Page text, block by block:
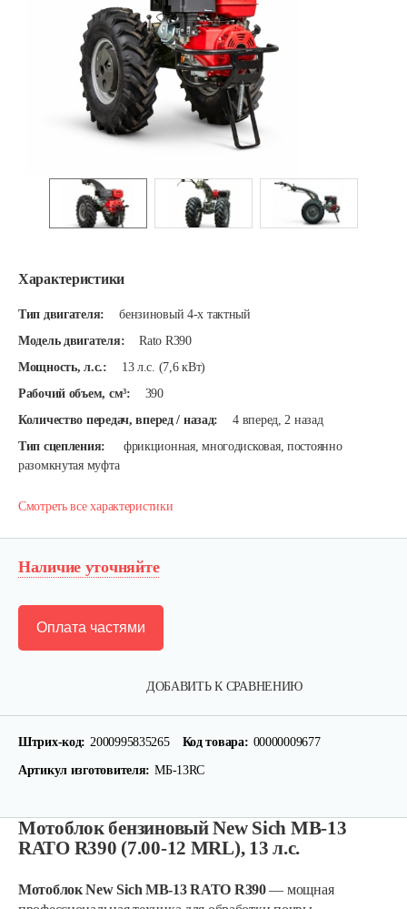
Характеристики
Тип двигателя:
бензиновый 4-х тактный
Модель двигателя:
Rato R390
Мощность, л.с.:
13 л.с. (7,6 кВт)
Рабочий объем, см³:
390
Количество передач, вперед / назад:
4 вперед, 2 назад
Тип сцепления:
фрикционная, многодисковая, постоянно
разомкнутая муфта
Смотреть все характеристики
Наличие уточняйте
ДОБАВИТЬ К СРАВНЕНИЮ
Оплата частями
Штрих-код: 2000995835265 Код товара: 00000009677
Артикул изготовителя: МБ-13RC
Мотоблок бензиновый New Sich MB-13
RATO R390 (7.00-12 MRL), 13 л.с.
Мотоблок New Sich MB-13 RATO R390— мощная